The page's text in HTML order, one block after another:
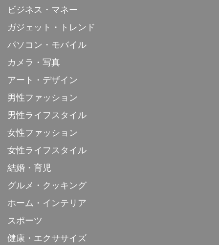
ビジネス・マネー
ガジェット・トレンド
パソコン・モバイル
カメラ・写真
アート・デザイン
男性ファッション
男性ライフスタイル
女性ファッション
女性ライフスタイル
結婚・育児
グルメ・クッキング
ホーム・インテリア
スポーツ
健康・エクササイズ